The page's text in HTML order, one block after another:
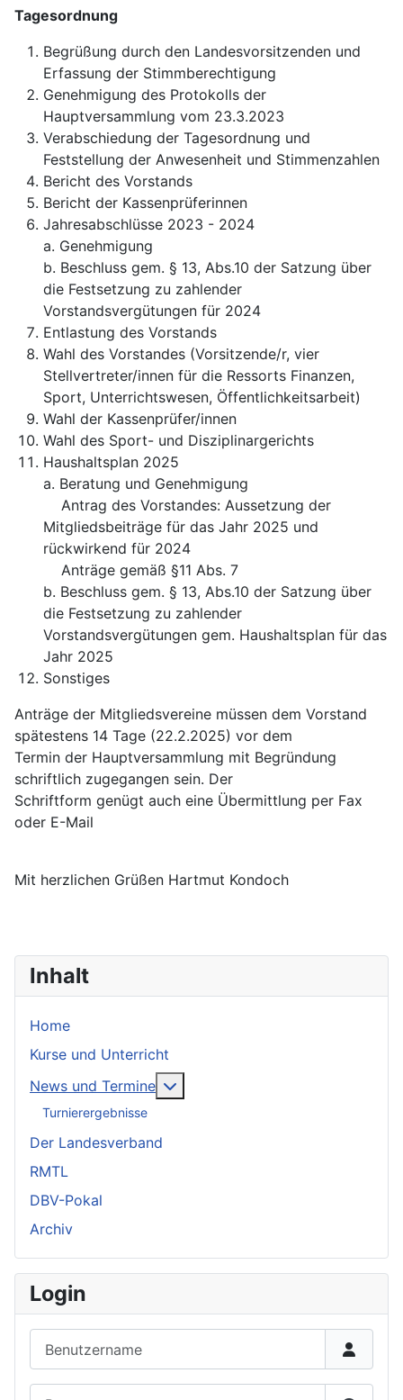
Inhalt
Home
Kurse und Unterricht
News und Termine
Turnierergebnisse
Der Landesverband
RMTL
DBV-Pokal
Archiv
Login
Tagesordnung
Begrüßung durch den Landesvorsitzenden und
Erfassung der Stimmberechtigung
Genehmigung des Protokolls der
Hauptversammlung vom 23.3.2023
Verabschiedung der Tagesordnung und
Feststellung der Anwesenheit und Stimmenzahlen
Bericht des Vorstands
Bericht der Kassenprüferinnen
Jahresabschlüsse 2023 - 2024
a. Genehmigung
b. Beschluss gem. § 13, Abs.10 der Satzung über
die Festsetzung zu zahlender
Vorstandsvergütungen für 2024
Entlastung des Vorstands
Wahl des Vorstandes (Vorsitzende/r, vier
Stellvertreter/innen für die Ressorts Finanzen,
Sport, Unterrichtswesen, Öffentlichkeitsarbeit)
Wahl der Kassenprüfer/innen
Wahl des Sport- und Disziplinargerichts
Haushaltsplan 2025
a. Beratung und Genehmigung
Antrag des Vorstandes: Aussetzung der
Mitgliedsbeiträge für das Jahr 2025 und
rückwirkend für 2024
Anträge gemäß §11 Abs. 7
b. Beschluss gem. § 13, Abs.10 der Satzung über
die Festsetzung zu zahlender
Vorstandsvergütungen gem. Haushaltsplan für das
Jahr 2025
Sonstiges
Anträge der Mitgliedsvereine müssen dem Vorstand
spätestens 14 Tage (22.2.2025) vor dem
Termin der Hauptversammlung mit Begründung
schriftlich zugegangen sein. Der
Schriftform genügt auch eine Übermittlung per Fax
oder E-Mail
Mit herzlichen Grüßen Hartmut Kondoch